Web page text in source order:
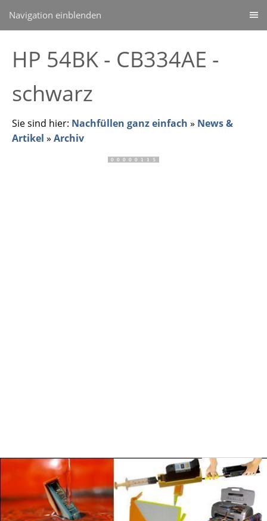
Navigation einblenden
HP 54BK - CB334AE -
schwarz
Sie sind hier: Nachfüllen ganz einfach » News &
Artikel » Archiv